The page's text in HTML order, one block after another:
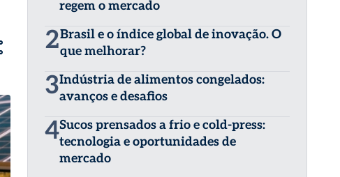
regem o mercado
2Brasil e o índice global de inovação. O
que melhorar?
3Indústria de alimentos congelados:
avanços e desafios
4Sucos prensados a frio e cold-press:
tecnologia e oportunidades de
mercado